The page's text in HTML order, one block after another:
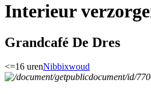
Interieur
Grandcafé De Dres
<=16 urenNibbixwoud